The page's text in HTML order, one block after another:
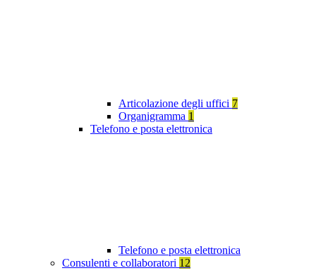
Articolazione degli uffici 7
Organigramma 1
Telefono e posta elettronica
Telefono e posta elettronica
Consulenti e collaboratori 12